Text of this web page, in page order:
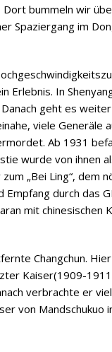
bummeln wir
Spaziergang im
Erlebnis. In
geht es
viele
Ab 1931
wurde von ihnen
„Bei Ling“, dem
durch das
mit
Changchun.
Kaiser(1909-
verbrachte er
von Mandschukuo